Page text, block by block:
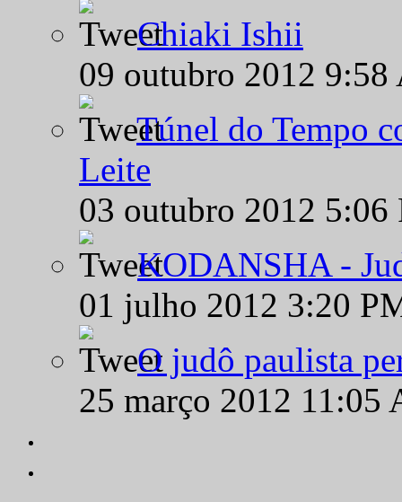
Chiaki Ishii
09 outubro 2012
Túnel do Tempo
Leite
03 outubro 2012
KODANSHA -
01 julho 2012 3:20
O judô paulista
25 março 2012